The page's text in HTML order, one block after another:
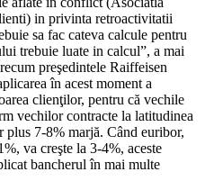
in privinta retroactivitatii
sa fac cateva calcule pentru
trebuie luate in calcul”, a mai
preşedintele Raiffeisen
în acest moment a
clienţilor, pentru că vechile
vechilor contracte la latitudinea
7-8% marjă. Când euribor,
va creşte la 3-4%, aceste
bancherul în mai multe